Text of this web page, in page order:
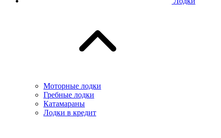
Моторные лодки
Гребные лодки
Катамараны
Лодки в кредит